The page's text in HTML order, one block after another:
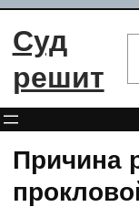
Перейти
Суд
решит
Причина